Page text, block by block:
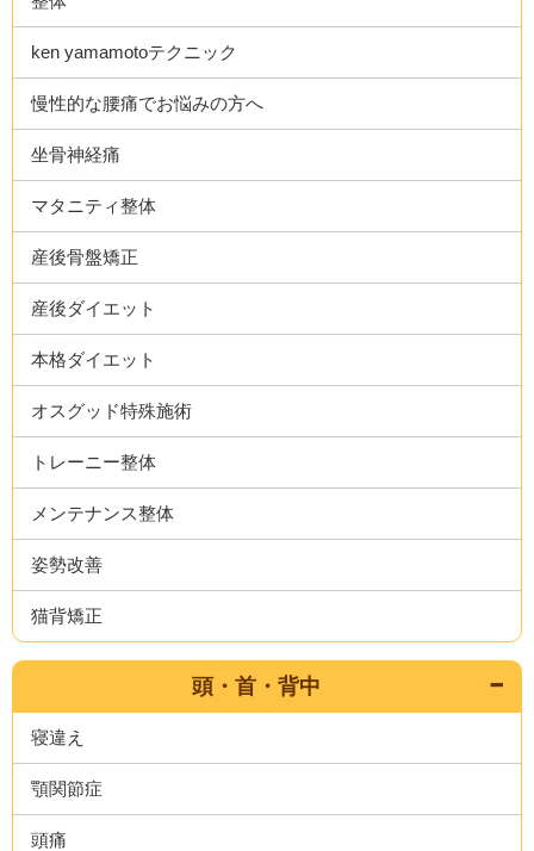
ken yamamotoテクニック
慢性的な腰痛でお悩みの方へ
坐骨神経痛
マタニティ整体
産後骨盤矯正
産後ダイエット
本格ダイエット
オスグッド特殊施術
トレーニー整体
メンテナンス整体
姿勢改善
猫背矯正
頭・首・背中
寝違え
顎関節症
頭痛